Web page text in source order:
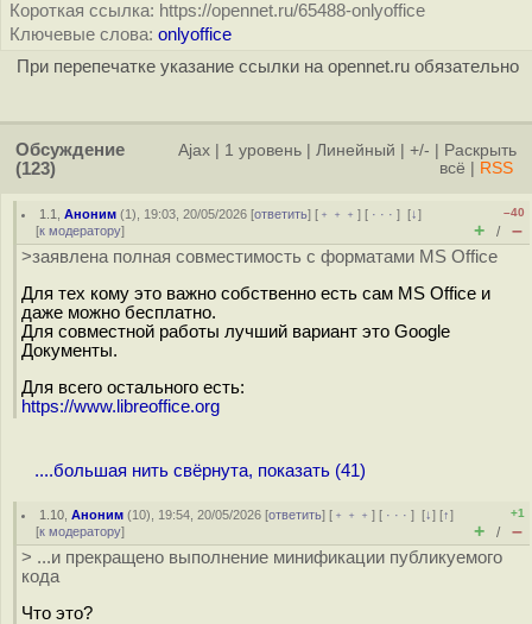
Короткая ссылка: https://opennet.ru/65488-onlyoffice
Ключевые слова: onlyoffice
При перепечатке указание ссылки на opennet.ru обязательно
Обсуждение
(123)
Ajax 1 уровень Линейный +/-
Раскрыть
всё
RSS
1.1 ,Аноним (1), 19:03, 20/05/2026 [ответить] [ ﹢﹢﹢] [ · · ·][↓]
[к модератору]
–40
+ / –
>заявлена полная совместимость с форматами MS Office
Для тех кому это важно собственно есть сам MS Office и
даже можно бесплатно.
Для совместной работы лучший вариант это Google
Документы.
Для всего остального есть:
https://www.libreoffice.org
....большая нить свёрнута, показать (41)
1.10 ,Аноним (10), 19:54, 20/05/2026 [ответить] [ ﹢﹢﹢] [ · · ·][↓] [↑]
[к модератору]
+1
+ / –
> ...и прекращено выполнение минификации публикуемого
кода
Что это?